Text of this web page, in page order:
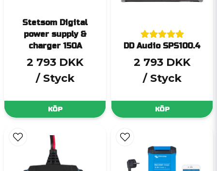
Stetsom Digital
power supply &
charger 150A
2 793 DKK
/ Styck
KÖP
DD Audio SPS100.4
2 793 DKK
/ Styck
KÖP